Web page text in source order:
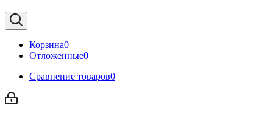
Корзина0
Отложенные0
Сравнение товаров0